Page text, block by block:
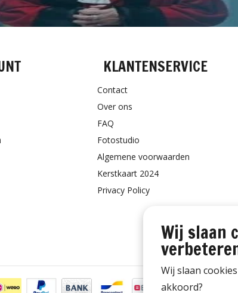
KLANTENSERVICE
Contact
Over ons
FAQ
Fotostudio
Algemene voorwaarden
Kerstkaart 2024
Privacy Policy
Wij slaan
Wij slaan
akkoord?